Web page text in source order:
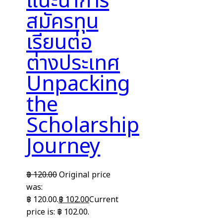
สมัครทุน
เรียนต่อ
ต่างประเทศ
Unpacking
the
Scholarship
Journey
฿120.00Original price
was:
฿ 120.00.฿102.00Current
price is: ฿ 102.00.